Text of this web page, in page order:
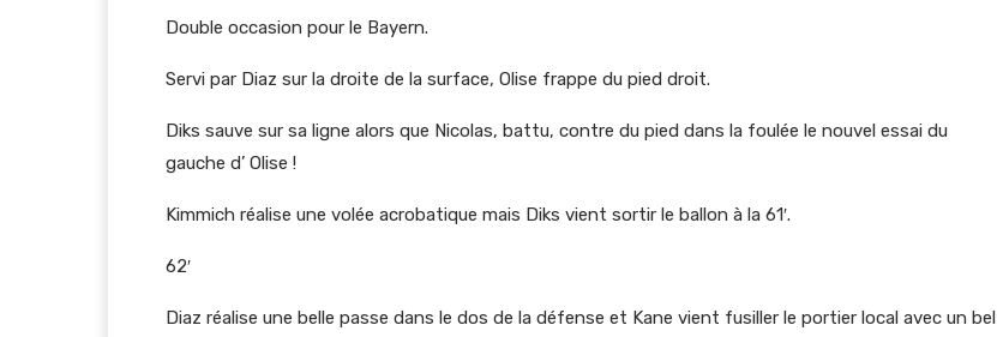
Double occasion pour le Bayern.
Servi par Diaz sur la droite de la surface, Olise frappe du pied droit.
Diks sauve sur sa ligne alors que Nicolas, battu, contre du pied dans la foulée le nouvel essai du
gauche d’ Olise !
Kimmich réalise une volée acrobatique mais Diks vient sortir le ballon à la 61′.
62′
Diaz réalise une belle passe dans le dos de la défense et Kane vient fusiller le portier local avec un bel